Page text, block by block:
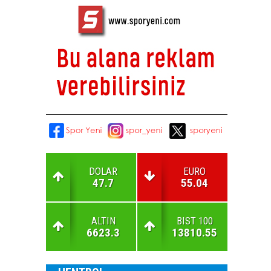
DOLAR
47.7
EURO
55.04
ALTIN
6623.3
BIST 100
13810.55